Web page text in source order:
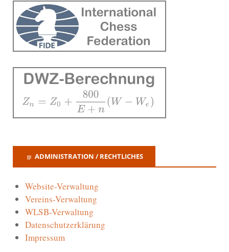
ADMINISTRATION / RECHTLICHES
Website-Verwaltung
Vereins-Verwaltung
WLSB-Verwaltung
Datenschutzerklärung
Impressum